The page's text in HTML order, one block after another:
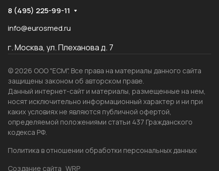
8 (495) 225-99-11
info@eurosmed.ru
г. Москва, ул. Плеханова д. 7
© 2026 ООО "ЕСМ". Все права на материалы данного сайта
защищены законом об авторском праве.
Данный интернет-сайт и материалы, размещенные на нем,
носят исключительно информационный характер и ни при
каких условиях не являются публичной офертой,
определяемой положениями статьи 437 Гражданского
кодекса РФ.
Политика в отношении обработки персональных данных
Создание сайта WRP